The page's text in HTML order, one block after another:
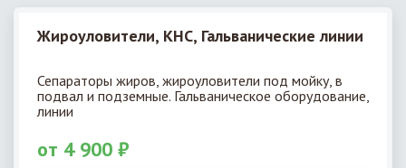
Жироуловители, КНС, Гальванические линии
Сепараторы жиров, жироуловители под мойку, в
подвал и подземные. Гальваническое оборудование,
линии
от 4 900 ₽